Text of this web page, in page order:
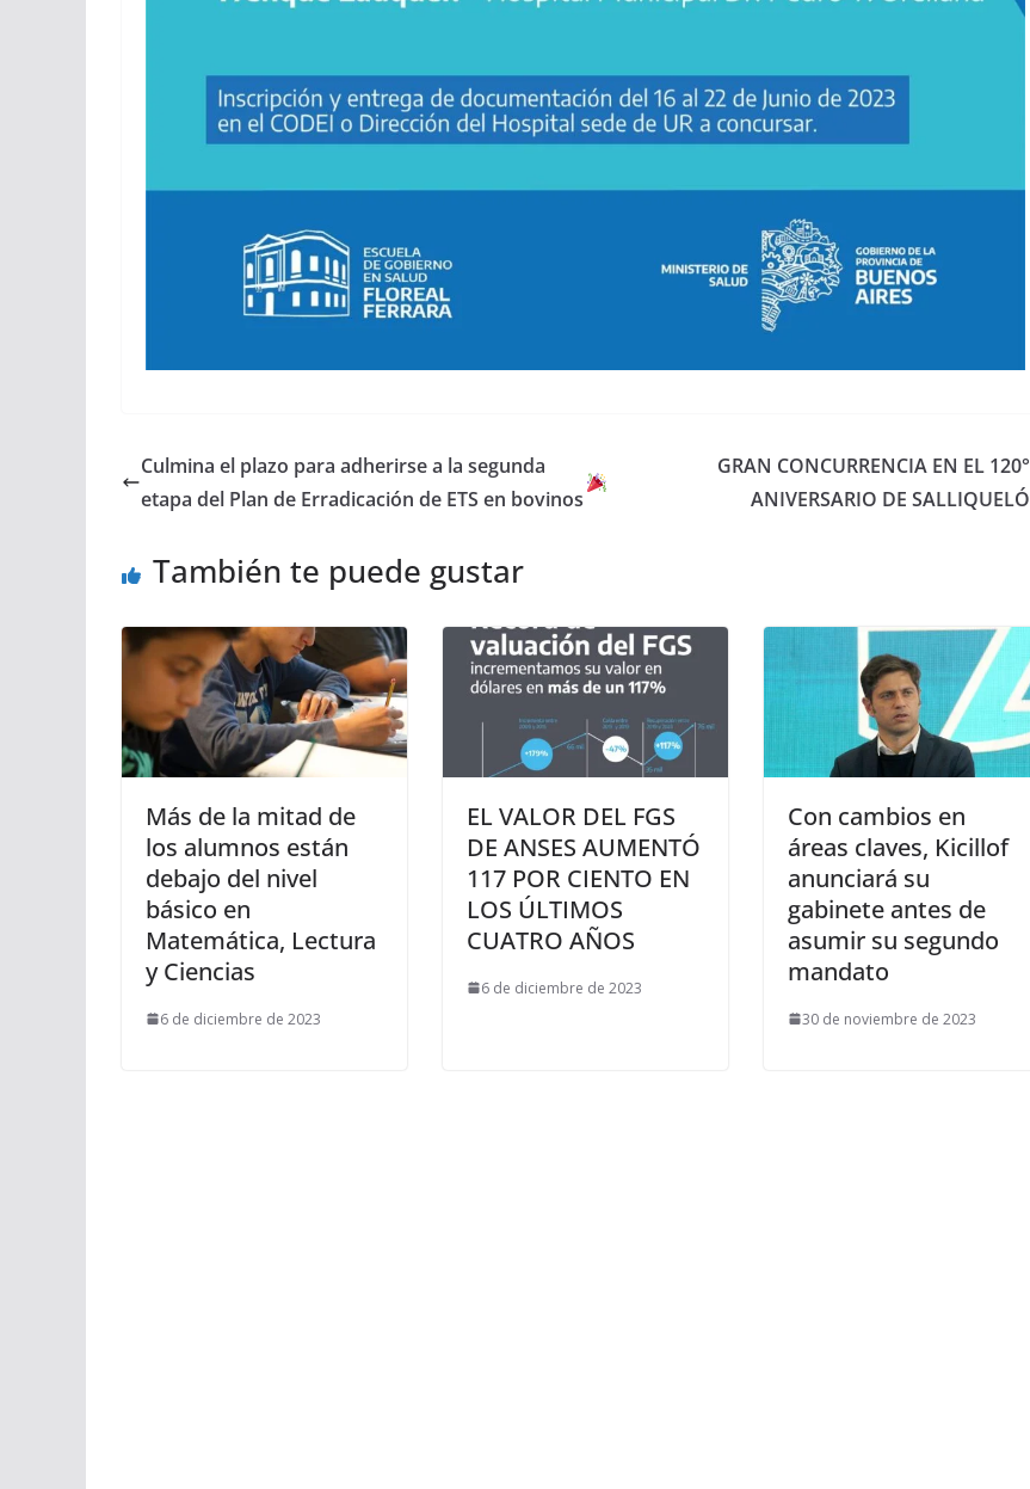
Culmina el plazo para adherirse a la segunda
etapa del Plan de Erradicación de ETS en bovinos
GRAN CONCURRENCIA EN EL 120°
ANIVERSARIO DE SALLIQUELÓ
También te puede gustar
Más de la mitad de
los alumnos están
debajo del nivel
básico en
Matemática, Lectura
y Ciencias
6 de diciembre de 2023
EL VALOR DEL FGS
DE ANSES AUMENTÓ
117 POR CIENTO EN
LOS ÚLTIMOS
CUATRO AÑOS
6 de diciembre de 2023
Con cambios en
áreas claves, Kicillof
anunciará su
gabinete antes de
asumir su segundo
mandato
30 de noviembre de 2023